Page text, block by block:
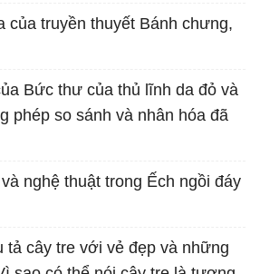
của truyền thuyết Bánh chưng,
Bức thư của thủ lĩnh da đỏ và
phép so sánh và nhân hóa đã
nghệ thuật trong Ếch ngồi đáy
tả cây tre với vẻ đẹp và những